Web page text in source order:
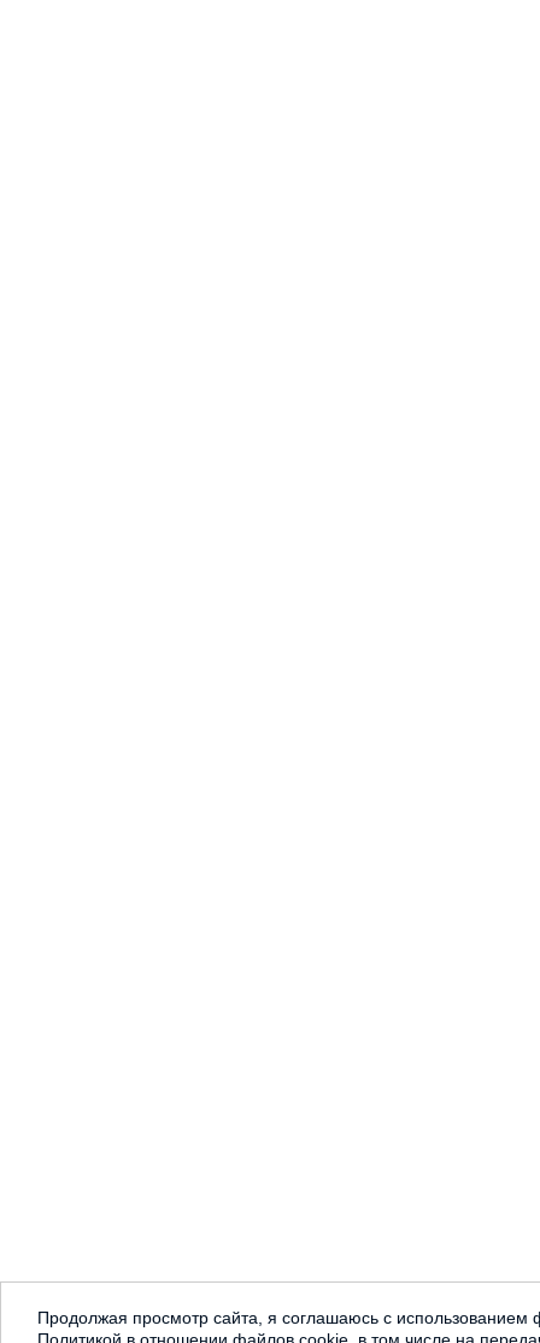
Продолжая просмотр сайта, я соглашаюсь с использованием